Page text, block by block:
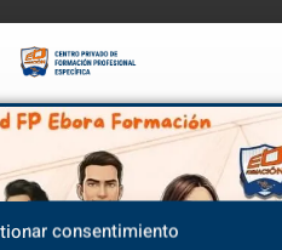
consentimiento
Adamuz:
orografía de la zona y la
Vital Básico llega